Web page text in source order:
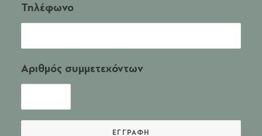
Τηλέφωνο
Αριθμός συμμετεχόντων